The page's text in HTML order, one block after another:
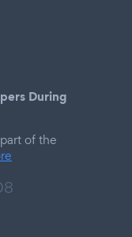
During
of the